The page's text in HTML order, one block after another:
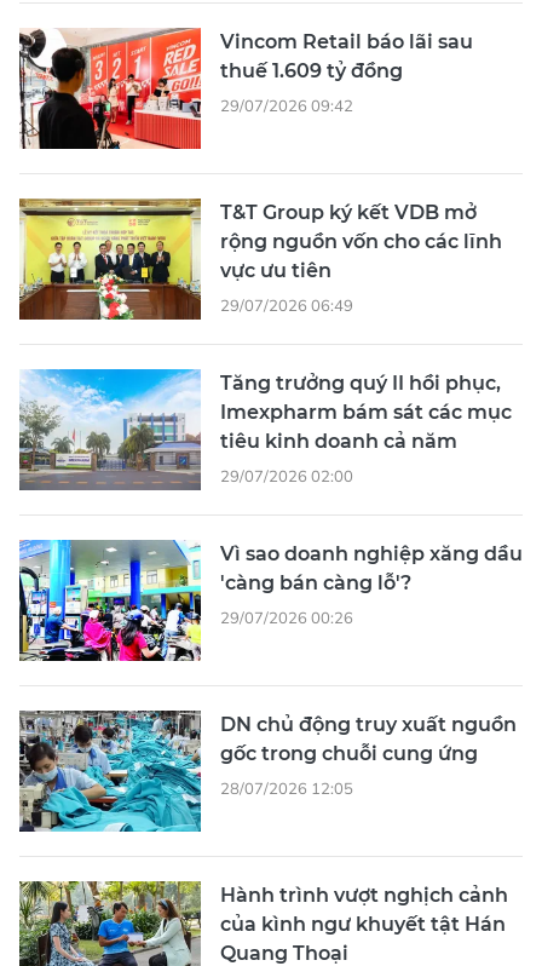
Vincom Retail báo lãi sau
thuế 1.609 tỷ đồng
29/07/2026 09:42
T&T Group ký kết VDB mở
rộng nguồn vốn cho các lĩnh
vực ưu tiên
29/07/2026 06:49
Tăng trưởng quý II hồi phục,
Imexpharm bám sát các mục
tiêu kinh doanh cả năm
29/07/2026 02:00
Vì sao doanh nghiệp xăng dầu
'càng bán càng lỗ'?
29/07/2026 00:26
DN chủ động truy xuất nguồn
gốc trong chuỗi cung ứng
28/07/2026 12:05
Hành trình vượt nghịch cảnh
của kình ngư khuyết tật Hán
Quang Thoại